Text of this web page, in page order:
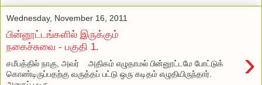
Wednesday, November 16, 2011
பின்னூட்டங்களில் இருக்கும்
நகைச்சுவை - பகுதி 1.
›
சமீபத்தில் நாகு, அவர் அதிகம் எழுதாமல் பின்னூட்டமே போட்டுக்
கொண்டிருப்பதற்கு வருத்தப் பட்டு ஒரு கடிதம் எழுதியிருந்தார்.